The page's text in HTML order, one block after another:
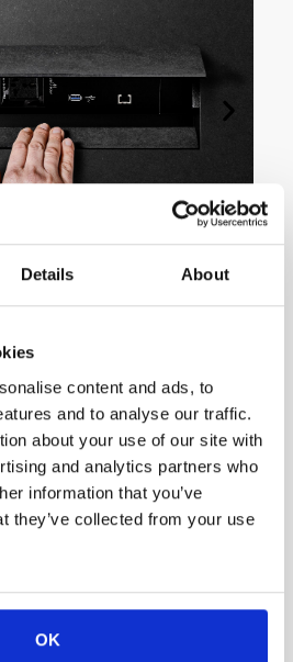
Details About
content and ads, to
and to analyse our traffic.
about your use of our site with
and analytics partners who
information that you’ve
they’ve collected from your use
OK
manuales
dispositivo se integra
entorno, ofreciendo
entre funcionalidad y
suavemente la tapa, esta se
en dos partes sincronizadas,
experiencia de uso tranquila
dispositivos sea intuitiva y